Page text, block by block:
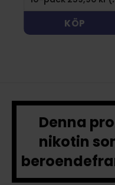
KÖP
Denna
nikotin